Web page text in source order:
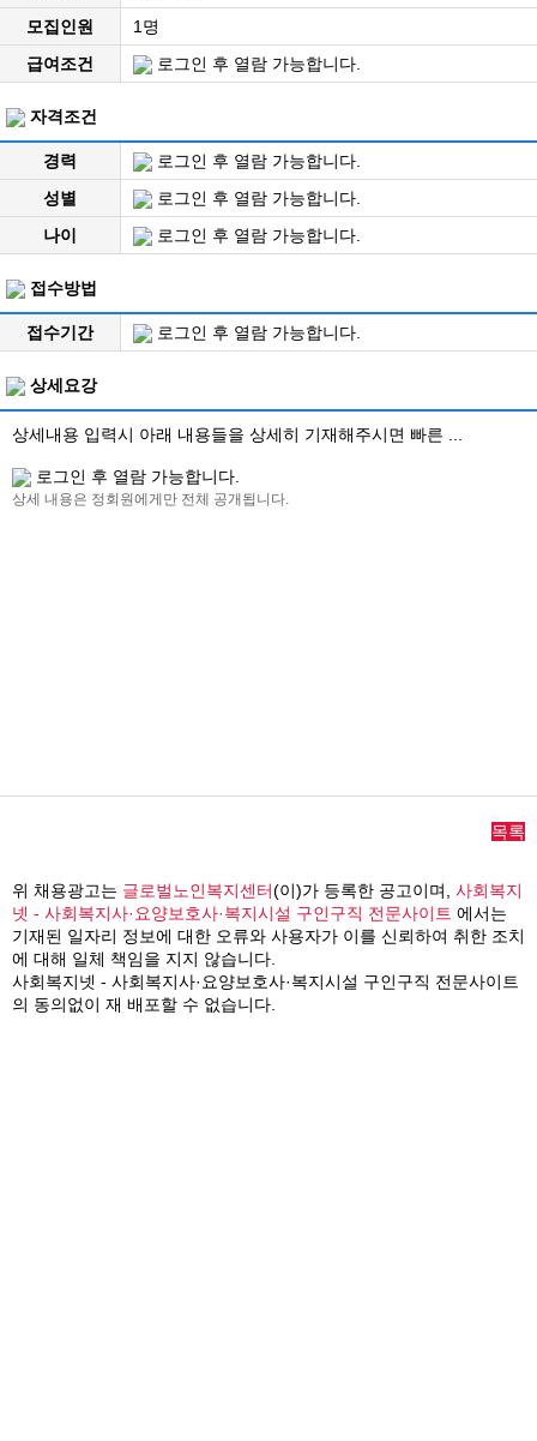
모집인원
1명
급여조건
로그인 후 열람 가능합니다.
자격조건
경력
로그인 후 열람 가능합니다.
성별
로그인 후 열람 가능합니다.
나이
로그인 후 열람 가능합니다.
접수방법
접수기간 로그인 후 열람 가능합니다.
상세요강
상세내용 입력시 아래 내용들을 상세히 기재해주시면 빠른 ...
로그인 후 열람 가능합니다.
상세 내용은 정회원에게만 전체 공개됩니다.
목록
위 채용광고는 글로벌노인복지센터(이)가 등록한 공고이며, 사회복지
넷 - 사회복지사·요양보호사·복지시설 구인구직 전문사이트 에서는
기재된 일자리 정보에 대한 오류와 사용자가 이를 신뢰하여 취한 조치
에 대해 일체 책임을 지지 않습니다.
사회복지넷 - 사회복지사·요양보호사·복지시설 구인구직 전문사이트
의 동의없이 재 배포할 수 없습니다.